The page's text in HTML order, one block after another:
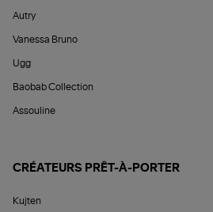
Autry
Vanessa Bruno
Ugg
Baobab Collection
Assouline
CRÉATEURS PRÊT-À-PORTER
Kujten